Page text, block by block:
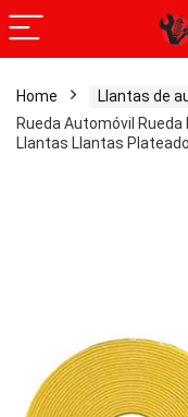
Home Llantas de
Rueda Automóvil
Llantas Llantas